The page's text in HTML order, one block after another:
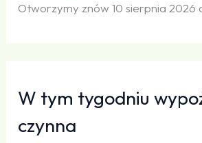
Otworzymy znów 10 sierpnia 2026
W tym tygodniu
czynna